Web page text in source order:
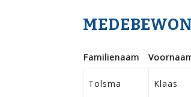
Familie­naam
Tolsma Klaas